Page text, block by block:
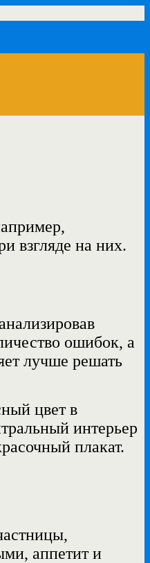
взгляде на них.
ошибок, а
лучше решать
цвет в
интерьер
плакат.
аппетит и